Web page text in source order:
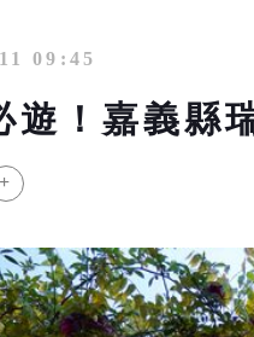
09:45
遊！嘉義縣
+